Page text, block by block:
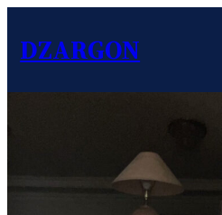
DZARGON